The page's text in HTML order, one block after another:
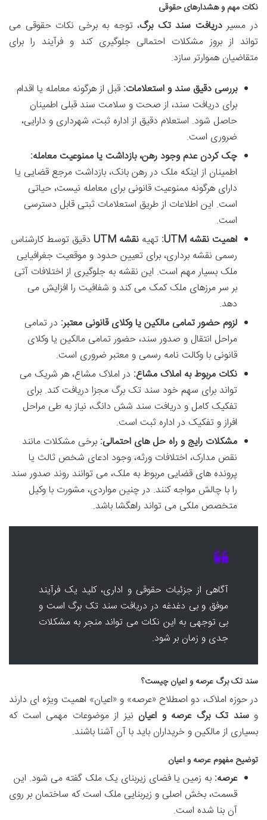
نکات مهم و هشدارهای حقوقی
در مسیردریافت سند تک برگ، توجه به برخی نکات حقوقی می
تواند از بروز مشکلات احتمالی جلوگیری کند و فرآیند را برای
متقاضیان هموارتر سازد.
بررسی دقیق سند و استعلامات: قبل از هرگونه معامله یا اقدام
برای دریافت سند، از صحت و سلامت سند قبلی اطمینان
حاصل شود. استعلام دقیق از اداره ثبت، شهرداری و دارایی،
ضروری است.
چک کردن عدم وجود رهن، بازداشت یا ممنوعیت معامله:
اطمینان از اینکه ملک در رهن بانک، بازداشت مرجع قضایی یا
دارای هرگونه ممنوعیت قانونی برای معامله نیست، حیاتی
است. این اطلاعات از طریق استعلامات ثبتی قابل دسترسی
است.
اهمیت نقشه UTM:
تهیه نقشه UTM
دقیق توسط کارشناس
رسمی نقشه برداری، برای تعیین حدود و موقعیت جغرافیایی
ملک بسیار مهم است. این نقشه به جلوگیری از اختلافات آتی
بر سر مرزهای ملک کمک می کند و شفافیت را افزایش می
دهد.
لزوم حضور تمامی مالکین یا وکلای قانونی معتبر: در تمامی
مراحل انتقال و صدور سند، حضور تمامی مالکین یا وکلای
قانونی با وکالت نامه رسمی و معتبر ضروری است.
نکات مربوط به املاک مشاع: در املاک مشاع، هر شریک می
تواند برای سهم خود سند تک برگ مجزا دریافت کند. برای
تفکیک کامل و دریافت سند شش دانگ، نیاز به طی مراحل
افراز و تفکیک در اداره ثبت است.
مشکلات رایج و راه حل های احتمالی: برخی مشکلات مانند
نقص مدارک، اختلافات ورثه، وجود ادعای شخص ثالث یا
پرونده های قضایی مربوط به ملک، می توانند روند صدور سند
را با چالش مواجه کنند. در چنین مواردی، مشورت با وکیل
متخصص ملکی می تواند راهگشا باشد.
آگاهی از جزئیات حقوقی و اداری، کلید یک فرآیند
موفق و بی دغدغه در دریافت سند تک برگ است و
بی توجهی به این نکات می تواند منجر به مشکلات
جدی و زمان بر شود.
سند تک برگ عرصه و اعیان چیست؟
در حوزه املاک، دو اصطلاح «عرصه» و «اعیان» اهمیت ویژه ای دارند
وسند تک برگ عرصه و اعیان نیز از موضوعات مهمی است که
بسیاری از مالکین و خریداران باید با آن آشنا باشند.
توضیح مفهوم عرصه و اعیان
عرصه: به زمین یا فضای زیربنای یک ملک گفته می شود. این
قسمت، بخش اصلی و زیربنایی ملک است که ساختمان بر روی
آن بنا شده است.